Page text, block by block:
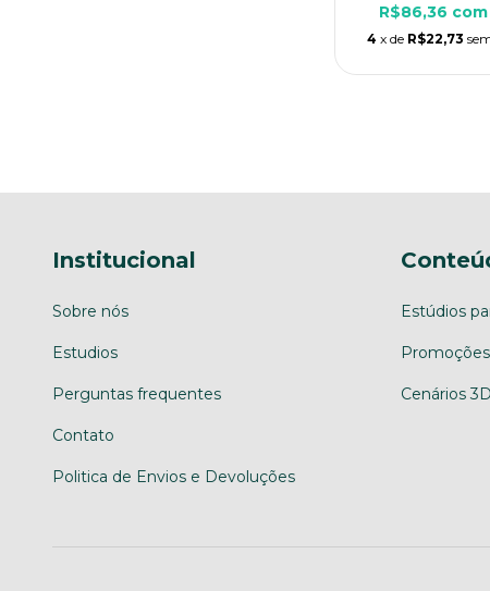
R$86,36 com
4 x de R$22,73
Institucional
Sobre nós
Estudios
Perguntas frequentes
Contato
Politica de Envios e Devoluções
Estúdios
Cenários 3D